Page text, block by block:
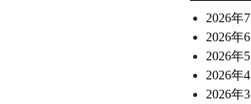
2026年7
2026年6
2026年5
2026年4
2026年3